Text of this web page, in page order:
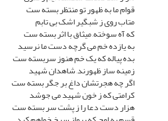
قوام ما به ظهور تو منتظر بسته ست
متاب روى ز شبگیر اشک بى تابم
که آه سوخته, میثاق با اثر بسته ست
به یازده خم مى گرچه دست ما نرسید
بده پیاله که یک خم هنوز سربسته ست
زمینه ساز ظهورند, شاهدان شهید
اگر چه هجرتشان داغ بر جگر بسته ست
کرامتى که ز خون شهید مى جوشد
هزار دست دعا را ز پشت سر بسته ست